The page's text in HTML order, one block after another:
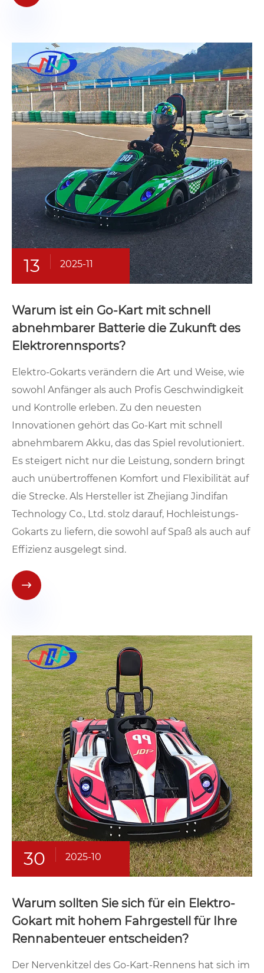
13 2025-11
Warum ist ein Go-Kart mit schnell
abnehmbarer Batterie die Zukunft des
Elektrorennsports?
Elektro-Gokarts verändern die Art und Weise, wie
sowohl Anfänger als auch Profis Geschwindigkeit
und Kontrolle erleben. Zu den neuesten
Innovationen gehört das Go-Kart mit schnell
abnehmbarem Akku, das das Spiel revolutioniert.
Es steigert nicht nur die Leistung, sondern bringt
auch unübertroffenen Komfort und Flexibilität auf
die Strecke. Als Hersteller ist Zhejiang Jindifan
Technology Co., Ltd. stolz darauf, Hochleistungs-
Gokarts zu liefern, die sowohl auf Spaß als auch auf
Effizienz ausgelegt sind.

30 2025-10
Warum sollten Sie sich für ein Elektro-
Gokart mit hohem Fahrgestell für Ihre
Rennabenteuer entscheiden?
​Der Nervenkitzel des Go-Kart-Rennens hat sich im